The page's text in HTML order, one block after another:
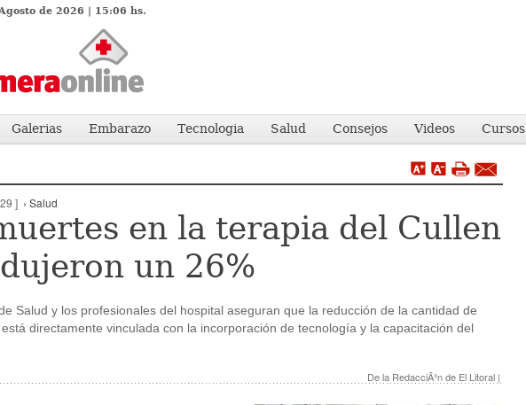
de 2026 | 15:06 hs.
Galerias Embarazo Tecnologia Salud Consejos Videos Cursos
] › Salud
en la terapia del Cullen
un 26%
Salud y los profesionales del hospital aseguran que la reducción de la cantidad de
directamente vinculada con la incorporación de tecnología y la capacitación del
De la RedacciÃ³n de El Litoral |